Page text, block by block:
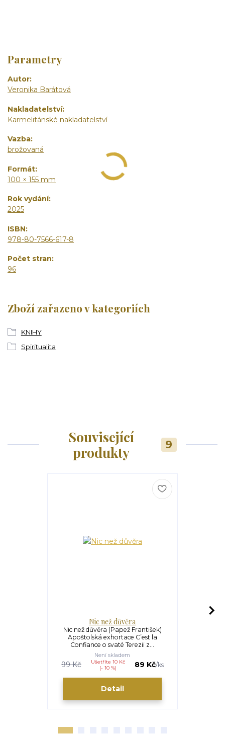
Parametry
Autor
Veronika Barátová
Nakladatelství
Karmelitánské nakladatelství
Vazba
brožovaná
Formát
100 × 155 mm
Rok vydání
2025
ISBN
978-80-7566-617-8
Počet stran
96
Zboží zařazeno v kategoriích
KNIHY
Spiritualita
Související
produkty
9
Nic než důvěra
Nic než důvěra (Papež František)
Apoštolská exhortace C’est la
Confiance o svaté Terezii z...
99 Kč
Ušetříte 10 Kč
(- 10 %)
89 Kč/ks
Není skladem
Detail